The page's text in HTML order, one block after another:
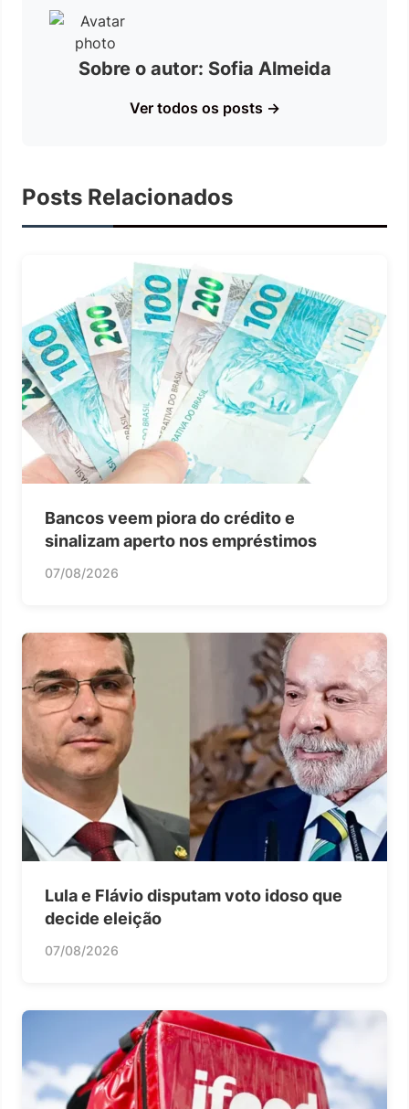
Sobre o autor: Sofia Almeida
Ver todos os posts →
Posts Relacionados
Bancos veem piora do crédito e
sinalizam aperto nos empréstimos
07/08/2026
Lula e Flávio disputam voto idoso que
decide eleição
07/08/2026